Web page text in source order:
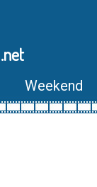
.net
Weekend